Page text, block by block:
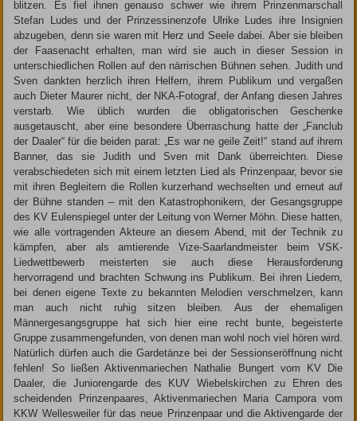
blitzen. Es fiel ihnen genauso schwer wie ihrem Prinzenmarschall
Stefan Ludes und der Prinzessinenzofe Ulrike Ludes ihre Insignien
abzugeben, denn sie waren mit Herz und Seele dabei. Aber sie bleiben
der Faasenacht erhalten, man wird sie auch in dieser Session in
unterschiedlichen Rollen auf den närrischen Bühnen sehen. Judith und
Sven dankten herzlich ihren Helfern, ihrem Publikum und vergaßen
auch Dieter Maurer nicht, der NKA-Fotograf, der Anfang diesen Jahres
verstarb. Wie üblich wurden die obligatorischen Geschenke
ausgetauscht, aber eine besondere Überraschung hatte der „Fanclub
der Daaler“ für die beiden parat: „Es war ne geile Zeit!“ stand auf ihrem
Banner, das sie Judith und Sven mit Dank überreichten. Diese
verabschiedeten sich mit einem letzten Lied als Prinzenpaar, bevor sie
mit ihren Begleitern die Rollen kurzerhand wechselten und erneut auf
der Bühne standen – mit den Katastrophonikern, der Gesangsgruppe
des KV Eulenspiegel unter der Leitung von Werner Möhn. Diese hatten,
wie alle vortragenden Akteure an diesem Abend, mit der Technik zu
kämpfen, aber als amtierende Vize-Saarlandmeister beim VSK-
Liedwettbewerb meisterten sie auch diese Herausforderung
hervorragend und brachten Schwung ins Publikum. Bei ihren Liedern,
bei denen eigene Texte zu bekannten Melodien verschmelzen, kann
man auch nicht ruhig sitzen bleiben. Aus der ehemaligen
Männergesangsgruppe hat sich hier eine recht bunte, begeisterte
Gruppe zusammengefunden, von denen man wohl noch viel hören wird.
Natürlich dürfen auch die Gardetänze bei der Sessionseröffnung nicht
fehlen! So ließen Aktivenmariechen Nathalie Bungert vom KV Die
Daaler, die Juniorengarde des KUV Wiebelskirchen zu Ehren des
scheidenden Prinzenpaares, Aktivenmariechen Maria Campora vom
KKW Wellesweiler für das neue Prinzenpaar und die Aktivengarde der